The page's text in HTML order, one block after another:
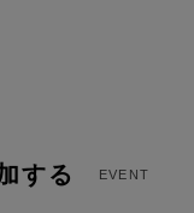
する EVENT